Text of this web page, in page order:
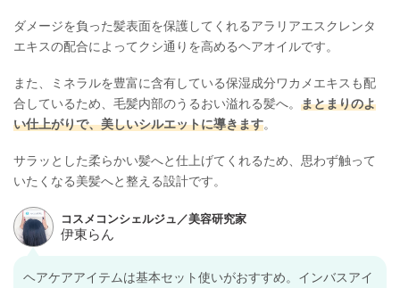
ダメージを負った髪表面を保護してくれるアラリアエスクレンタ
エキスの配合によってクシ通りを高めるヘアオイルです。
また、ミネラルを豊富に含有している保湿成分ワカメエキスも配
合しているため、毛髪内部のうるおい溢れる髪へ。 まとまりのよ
い仕上がりで、美しいシルエットに導きます。
サラッとした柔らかい髪へと仕上げてくれるため、思わず触って
いたくなる美髪へと整える設計です。
ヘアケアアイテムは基本セット使いがおすすめ。インバスアイ